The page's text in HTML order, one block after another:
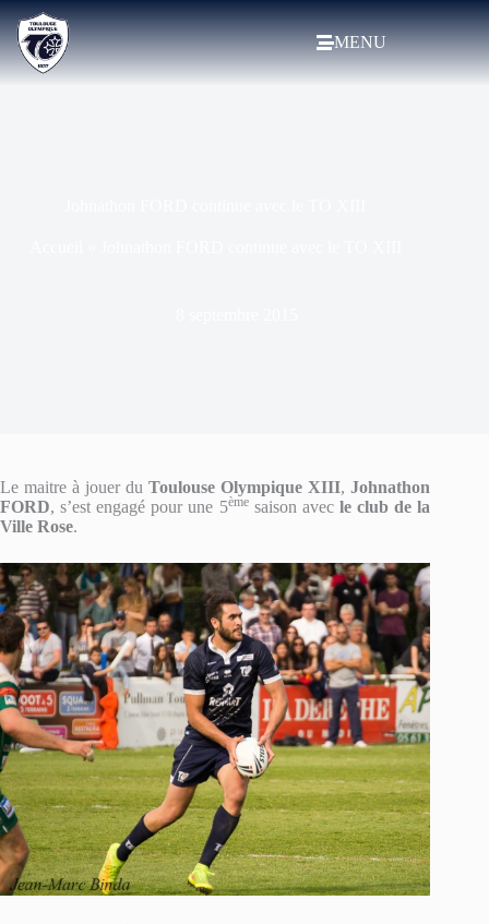
MENU
Le maitre à jouer duToulouse Olympique XIII,Johnathon
FORD, s’est engagé pour une 5èmesaison avec le club de la
Ville Rose.